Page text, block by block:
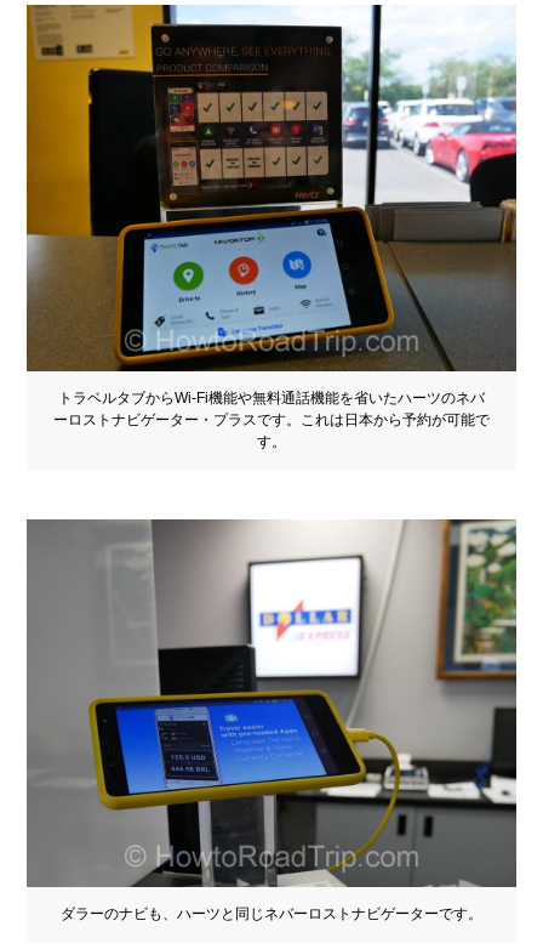
トラベルタブからWi-Fi機能や無料通話機能を省いたハーツのネバ
ーロストナビゲーター・プラスです。これは日本から予約が可能で
す。
ダラーのナビも、ハーツと同じネバーロストナビゲーターです。